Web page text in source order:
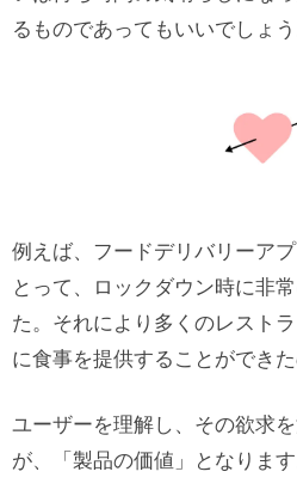
るものであってもいいでしょう
例えば、フードデリバリーア
とって、ロックダウン時に非
た。それにより多くのレスト
に食事を提供することができた
ユーザーを理解し、その欲求
が、「製品の価値」となります